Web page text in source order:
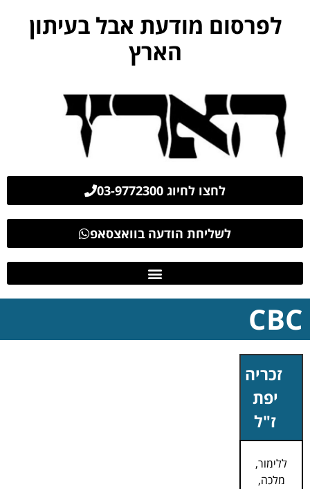
לפרסום מודעת אבל בעיתון
הארץ
לחצו לחיוג 03-9772300
לשליחת הודעה בוואצסאפ
CBC
זכריה
יפת
ז"ל
ללימור,
מלכה,